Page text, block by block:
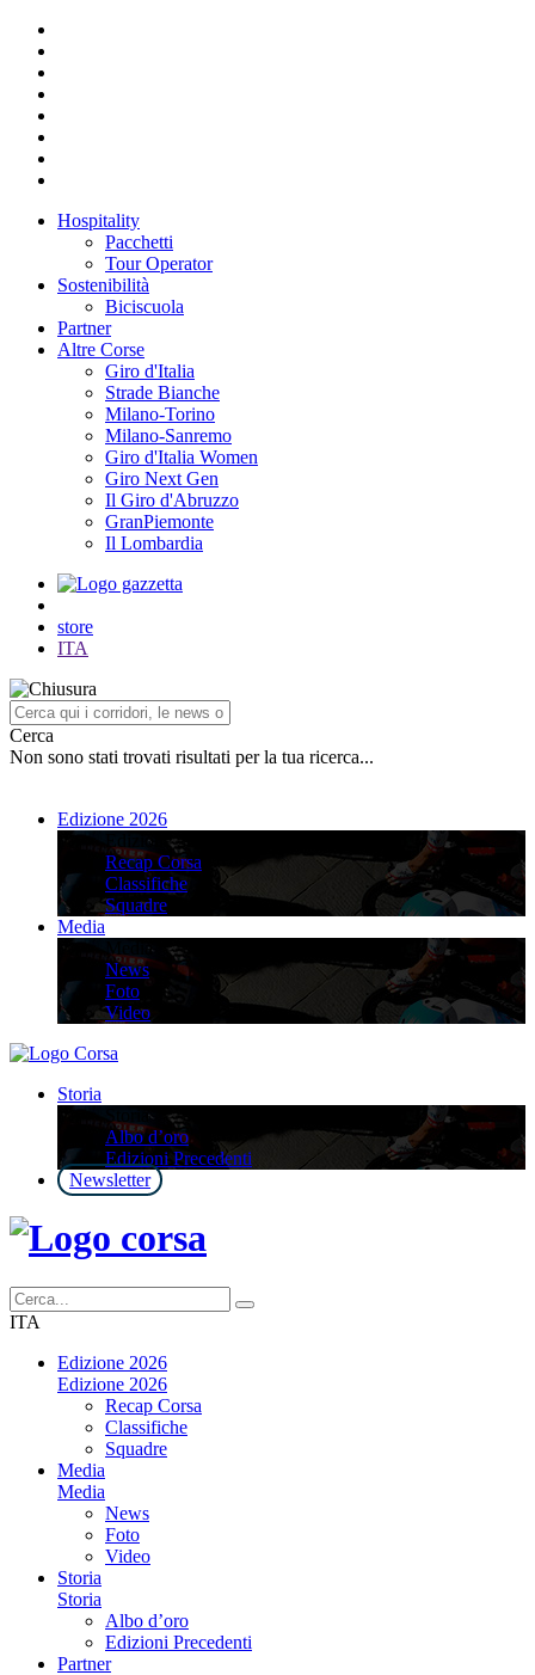
Hospitality
Pacchetti
Tour Operator
Sostenibilità
Biciscuola
Partner
Altre Corse
Giro d'Italia
Strade Bianche
Milano-Torino
Milano-Sanremo
Giro d'Italia Women
Giro Next Gen
Il Giro d'Abruzzo
GranPiemonte
Il Lombardia
store
ITA
Cerca
Non sono stati trovati risultati per la tua ricerca...
Edizione 2026
Edizione 2026
Recap Corsa
Classifiche
Squadre
Media
Media
News
Foto
Video
Storia
Storia
Albo d’oro
Edizioni Precedenti
Newsletter
ITA
Edizione 2026
Edizione 2026
Recap Corsa
Classifiche
Squadre
Media
Media
News
Foto
Video
Storia
Storia
Albo d’oro
Edizioni Precedenti
Partner